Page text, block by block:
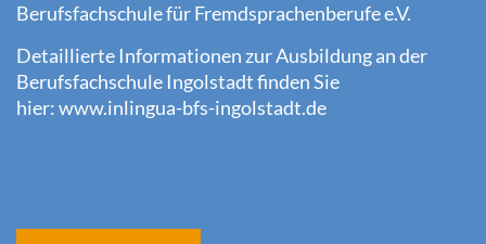
Berufsfachschule für Fremdsprachenberufe e.V.
Detaillierte Informationen zur Ausbildung an der
Berufsfachschule Ingolstadt finden Sie
hier:www.inlingua-bfs-ingolstadt.de